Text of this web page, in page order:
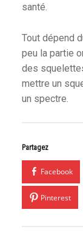
santé.
Tout dépend
peu la partie
des
mettre un
un spectre.
Partagez
Facebook
Pinterest